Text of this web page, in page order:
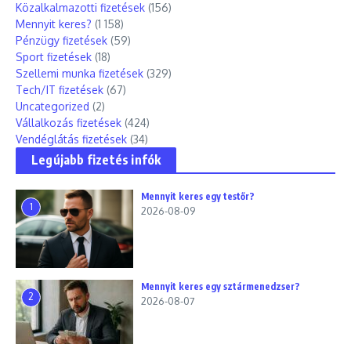
Közalkalmazotti fizetések (156)
Mennyit keres? (1 158)
Pénzügy fizetések (59)
Sport fizetések (18)
Szellemi munka fizetések (329)
Tech/IT fizetések (67)
Uncategorized (2)
Vállalkozás fizetések (424)
Vendéglátás fizetések (34)
Legújabb fizetés infók
1
Mennyit keres egy testőr?
2026-08-09
2
Mennyit keres egy sztármenedzser?
2026-08-07